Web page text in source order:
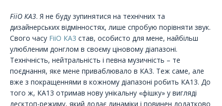
FiiO КА3. Я не буду зупинятися на технічних та
дизайнерських відмінностях, лише спробую порівняти звук.
Свого часу FiiO КА3 став, особисто для мене, найбільш
улюбленим донглом в своєму ціновому діапазоні.
Технічність, нейтральність і певна музичність – те
поєднання, яке мене приваблювало в КА3. Теж саме, але
вже з покращеннями в кожному діапазоні робить КА13. До
того ж, КА13 отримав нову унікальну «фішку» у вигляді
десктоп-режиму, який додає динаміки і повинен додатково